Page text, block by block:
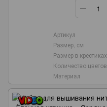
Артикул
Размер, см
Размер в крестиках
Количество цветов
Материал